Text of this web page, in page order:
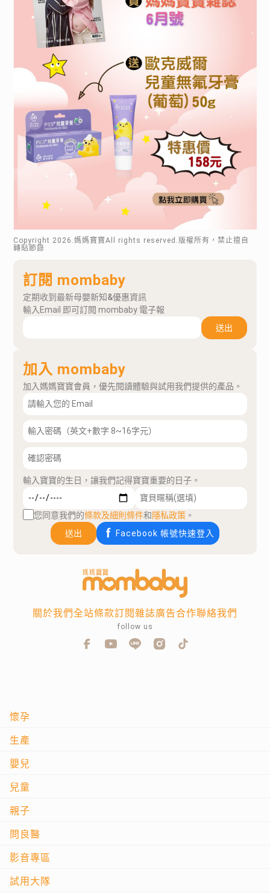
Copyright 2026 .媽媽寶寶All rights reserved.版權所有，禁止擅自
轉貼節錄
訂閱 mombaby
定期收到最新母嬰新知&優惠資訊
輸入Email 即可訂閱 mombaby 電子報
送出
加入 mombaby
加入媽媽寶寶會員，優先閱讀體驗與試用我們提供的產品。
輸入寶寶的生日，讓我們記得寶寶重要的日子。
您同意我們的條款及細則條件和隱私政策 。
送出
Facebook 帳號快速登入
懷孕
生產
嬰兒
兒童
親子
問良醫
影音專區
試用大隊
關於我們全站條款訂閱雜誌廣告合作聯絡我們
follow us